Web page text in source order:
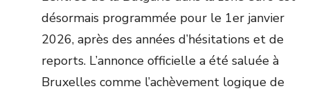
désormais programmée pour le 1er janvier
2026, après des années d’hésitations et de
reports. L’annonce officielle a été saluée à
Bruxelles comme l’achèvement logique de